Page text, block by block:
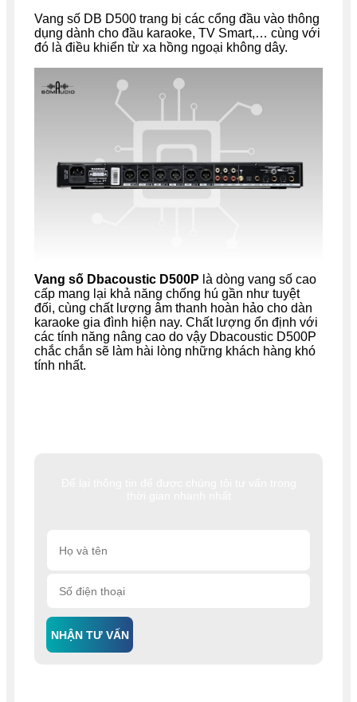
NHẬN TƯ VẤN
Vang số DB D500 trang bị các cổng đầu vào thông
dụng dành cho đầu karaoke, TV Smart,… cùng với
đó là điều khiển từ xa hồng ngoại không dây.
Vang số Dbacoustic D500P là dòng vang số cao
cấp mang lại khả năng chống hú gần như tuyệt
đối, cùng chất lượng âm thanh hoàn hảo cho dàn
karaoke gia đình hiện nay. Chất lượng ổn định với
các tính năng nâng cao do vậy Dbacoustic D500P
chắc chắn sẽ làm hài lòng những khách hàng khó
tính nhất.